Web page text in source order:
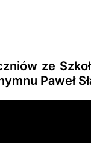
ze
Paweł